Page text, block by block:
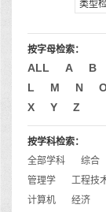
类型
按字母检索：
ALL A B
L
M N
X
Y Z
按学科检索：
全部学科
综合
管理学
工程技
计算机
经济